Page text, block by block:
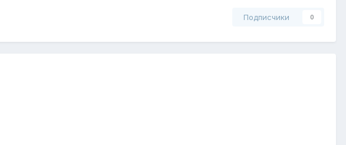
Подписчики 0